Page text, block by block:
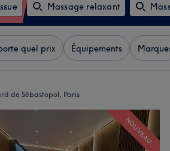
Massage relaxant
quel prix Équipements
de Sébastopol, Paris
NOUVEAU